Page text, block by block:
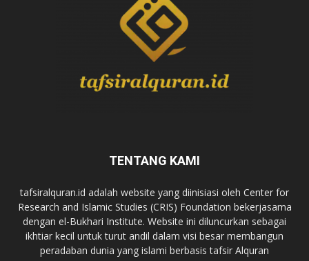
TENTANG KAMI
tafsiralquran.id adalah website yang diinisiasi oleh Center for
Research and Islamic Studies (CRIS) Foundation bekerjasama
dengan el-Bukhari Institute. Website ini diluncurkan sebagai
ikhtiar kecil untuk turut andil dalam visi besar membangun
peradaban dunia yang islami berbasis tafsir Alquran